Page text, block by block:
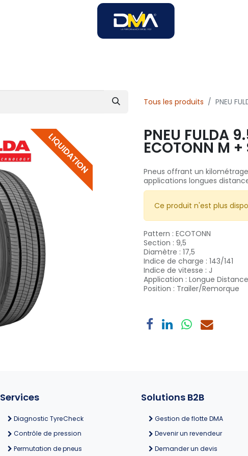
Tous les produits PNEU
LIQUIDATION PNEU FULDA
ECOTONN M
Pneus offrant un
applications longues
Ce produit n'est plus
Pattern : ECOTONN
Section : 9,5
Diamètre : 17,5
Indice de charge : 143/141
Indice de vitesse : J
Application : Longue Distance
Position : Trailer/Remorque
Services
Diagnostic TyreCheck
Contrôle de pression
Permutation de pneus
Solutions B2B
Gestion de flotte DMA
Devenir un revendeur
Demander un devis